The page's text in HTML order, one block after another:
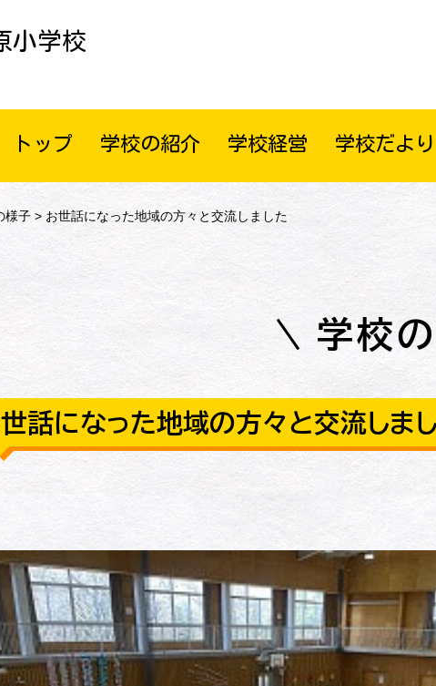
小学校
トップ 学校の紹介 学校経営 学校だより
様子> お世話になった地域の方々と交流しました
学校
話になった地域の方々と交流しま